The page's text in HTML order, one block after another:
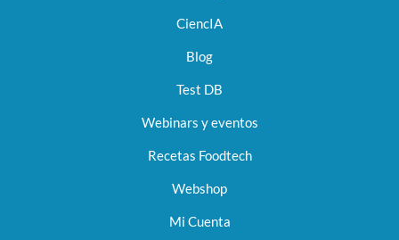
CiencIA
Blog
Test DB
Webinars y eventos
Recetas Foodtech
Webshop
Mi Cuenta